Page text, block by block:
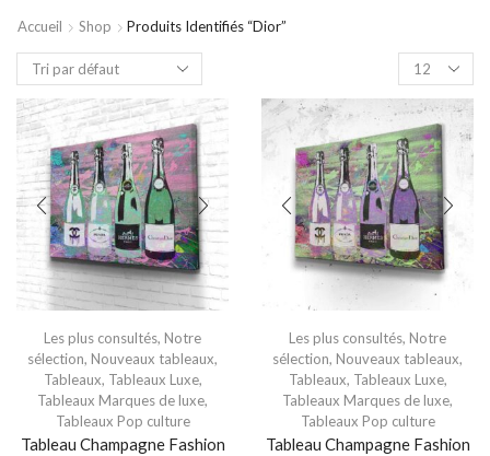
Accueil Shop Produits Identifiés “dior”
Les plus consultés, Notre
sélection, Nouveaux tableaux,
Tableaux, Tableaux Luxe,
Tableaux Marques de luxe,
Tableaux Pop culture
Tableau Champagne Fashion
Les plus consultés, Notre
sélection, Nouveaux tableaux,
Tableaux, Tableaux Luxe,
Tableaux Marques de luxe,
Tableaux Pop culture
Tableau Champagne Fashion